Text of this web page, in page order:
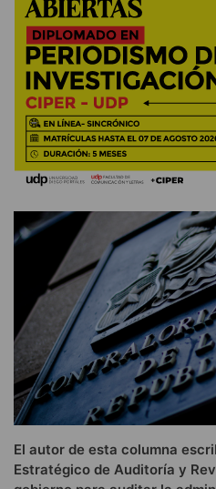
El autor de esta columna
Estratégico de Auditoría y